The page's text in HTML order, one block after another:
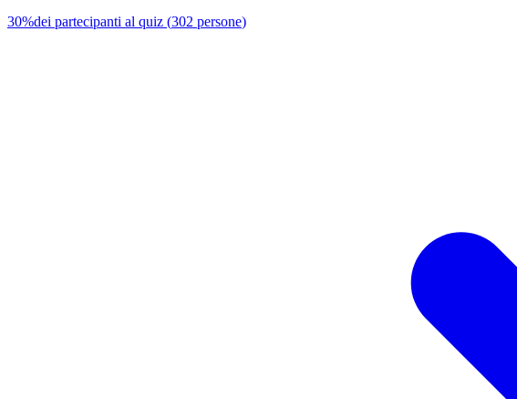
30%dei partecipanti al quiz (302 persone)